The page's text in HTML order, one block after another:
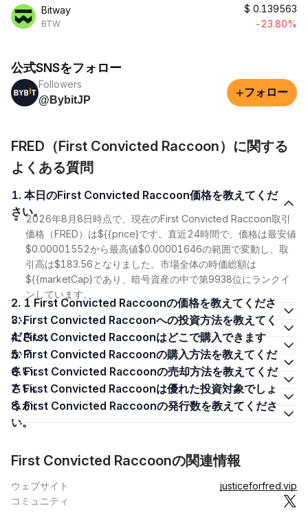
Bitway
BTW
$ 0.139563
-23.80%
公式SNSをフォロー
Followers
@BybitJP
+フォロー
FRED（First Convicted Raccoon）に関する
よくある質問
1. 本日のFirst Convicted Raccoon価格を教えてくだ
さい。
2026年8月8日時点で、現在のFirst Convicted Raccoon取引
価格（FRED）は${{price}です。直近24時間で、価格は最安値
$0.00001552から最高値$0.00001646の範囲で変動し、取
引高は$183.56となりました。市場全体の時価総額は
${{marketCap}であり、暗号資産の中で第9938位にランクイ
ンしています。
2. 1 First Convicted Raccoonの価格を教えてくださ
い。
3. First Convicted Raccoonへの投資方法を教えてく
ださい。
4. First Convicted Raccoonはどこで購入できます
か？
5. First Convicted Raccoonの購入方法を教えてくだ
さい。
6. First Convicted Raccoonの売却方法を教えてくだ
さい。
7. First Convicted Raccoonは優れた投資対象でしょ
うか。
8. First Convicted Raccoonの発行数を教えてくださ
い。
First Convicted Raccoonの関連情報
ウェブサイト
justiceforfred.vip
コミュニティ